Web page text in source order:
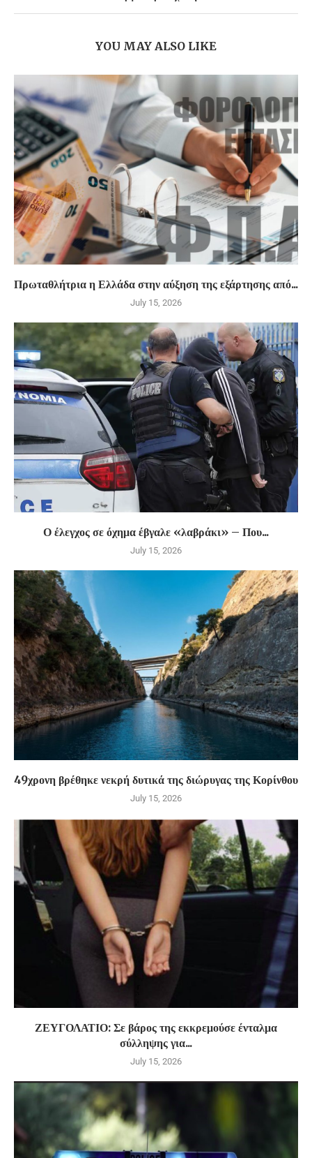
YOU MAY ALSO LIKE
Πρωταθλήτρια η Ελλάδα στην αύξηση της εξάρτησης από...
July 15, 2026
Ο έλεγχος σε όχημα έβγαλε «λαβράκι» – Που...
July 15, 2026
49χρονη βρέθηκε νεκρή δυτικά της διώρυγας της Κορίνθου
July 15, 2026
ΖΕΥΓΟΛΑΤΙΟ: Σε βάρος της εκκρεμούσε ένταλμα
σύλληψης για...
July 15, 2026